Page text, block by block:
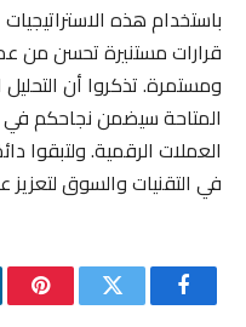
باستخدام هذه
قرارات مستنيرة تحسن من
ومستمرة. تذكروا أن
المتاحة سيضمن نجاحكم
العملات الرقمية. ولتبقوا
في التقنيات والسوق لتعزيز
فيسبوكتويتر